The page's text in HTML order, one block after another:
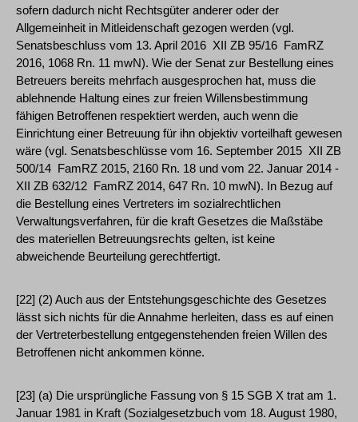
sofern dadurch nicht Rechtsgüter anderer oder der
Allgemeinheit in Mitleidenschaft gezogen werden (vgl.
Senatsbeschluss vom 13. April 2016 ­ XII ZB 95/16 ­ FamRZ
2016, 1068 Rn. 11 mwN). Wie der Senat zur Bestellung eines
Betreuers bereits mehrfach ausgesprochen hat, muss die
ablehnende Haltung eines zur freien Willensbestimmung
fähigen Betroffenen respektiert werden, auch wenn die
Einrichtung einer Betreuung für ihn objektiv vorteilhaft gewesen
wäre (vgl. Senatsbeschlüsse vom 16. September 2015 ­ XII ZB
500/14 ­ FamRZ 2015, 2160 Rn. 18 und vom 22. Januar 2014 ­
XII ZB 632/12 ­ FamRZ 2014, 647 Rn. 10 mwN). In Bezug auf
die Bestellung eines Vertreters im sozialrechtlichen
Verwaltungsverfahren, für die kraft Gesetzes die Maßstäbe
des materiellen Betreuungsrechts gelten, ist keine
abweichende Beurteilung gerechtfertigt.
[22] (2) Auch aus der Entstehungsgeschichte des Gesetzes
lässt sich nichts für die Annahme herleiten, dass es auf einen
der Vertreterbestellung entgegenstehenden freien Willen des
Betroffenen nicht ankommen könne.
[23] (a) Die ursprüngliche Fassung von § 15 SGB X trat am 1.
Januar 1981 in Kraft (Sozialgesetzbuch vom 18. August 1980,